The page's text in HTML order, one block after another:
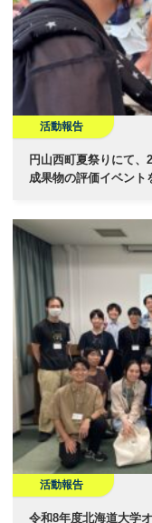
ョ
ン
活動報告
円山西町夏祭りにて
成果物の評価イベント
活動報告
令和8年度北海道大学